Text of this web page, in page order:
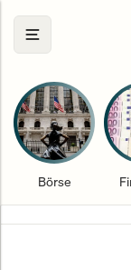
Börse